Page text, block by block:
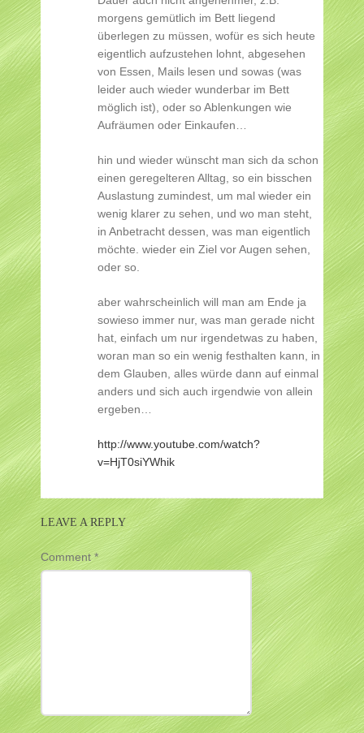
morgens gemütlich im Bett liegend
überlegen zu müssen, wofür es sich heute
eigentlich aufzustehen lohnt, abgesehen
von Essen, Mails lesen und sowas (was
leider auch wieder wunderbar im Bett
möglich ist), oder so Ablenkungen wie
Aufräumen oder Einkaufen…
hin und wieder wünscht man sich da schon
einen geregelteren Alltag, so ein bisschen
Auslastung zumindest, um mal wieder ein
wenig klarer zu sehen, und wo man steht,
in Anbetracht dessen, was man eigentlich
möchte. wieder ein Ziel vor Augen sehen,
oder so.
aber wahrscheinlich will man am Ende ja
sowieso immer nur, was man gerade nicht
hat, einfach um nur irgendetwas zu haben,
woran man so ein wenig festhalten kann, in
dem Glauben, alles würde dann auf einmal
anders und sich auch irgendwie von allein
ergeben…
http://www.youtube.com/watch?
v=HjT0siYWhik
LEAVE A REPLY
Comment*